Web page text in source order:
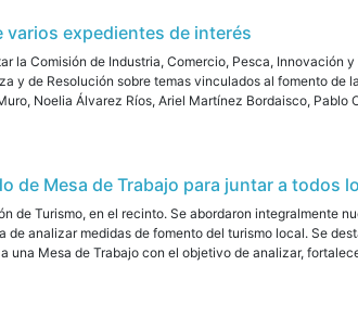
expedientes de interés
la Comisión de Industria, Comercio, Pesca, Innovación
y de Resolución sobre temas vinculados al fomento de
Noelia Álvarez Ríos, Ariel Martínez Bordaisco, Pablo
de Mesa de Trabajo para juntar a todos
de Turismo, en el recinto. Se abordaron integralmente
analizar medidas de fomento del turismo local. Se
Mesa de Trabajo con el objetivo de analizar,